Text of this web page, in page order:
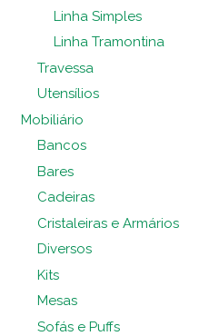
Linha Simples
Linha Tramontina
Travessa
Utensílios
Mobiliário
Bancos
Bares
Cadeiras
Cristaleiras e Armários
Diversos
Kits
Mesas
Sofás e Puffs